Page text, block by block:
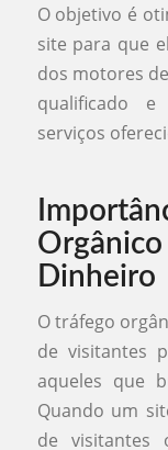
O objetivo é
site para que
dos motores
qualificado
serviços
Dinheiro
O tráfego
de visitantes
aqueles que
Quando um
de visitantes